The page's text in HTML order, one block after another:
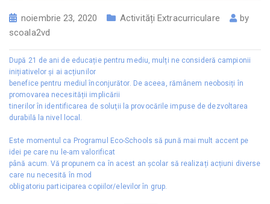
noiembrie 23, 2020 Activități Extracurriculare
by
scoala2vd
După 21 de ani de educație pentru mediu, mulți ne consideră campionii
inițiativelor și ai acțiunilor
benefice pentru mediul înconjurător. De aceea, rămânem neobosiți în
promovarea necesității implicării
tinerilor în identificarea de soluţii la provocările impuse de dezvoltarea
durabilă la nivel local.
Este momentul ca Programul Eco-Schools să pună mai mult accent pe
idei pe care nu le-am valorificat
până acum. Vă propunem ca în acest an școlar să realizați acțiuni diverse
care nu necesită în mod
obligatoriu participarea copiilor/elevilor în grup.